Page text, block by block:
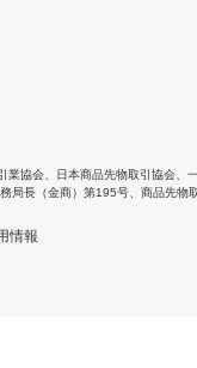
業協会 日本商品先物取引協会
局長（金商）第195号、商品先物
情報